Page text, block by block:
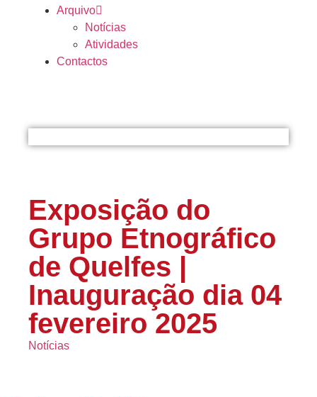
Arquivo
Notícias
Atividades
Contactos
Exposição do
Grupo Etnográfico
de Quelfes |
Inauguração dia 04
fevereiro 2025
Notícias